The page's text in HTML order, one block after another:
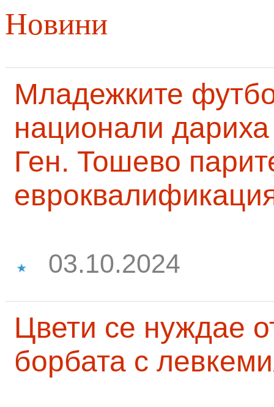
Новини
Младежките
национали
Ген. Тошево
03.10.2024
Цвети се нуждае
борбата с